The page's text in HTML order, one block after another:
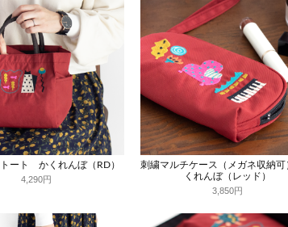
ート かくれんぼ（RD）
4,290円
刺繍マルチケース（メガネ収納
くれんぼ（レッド）
3,850円